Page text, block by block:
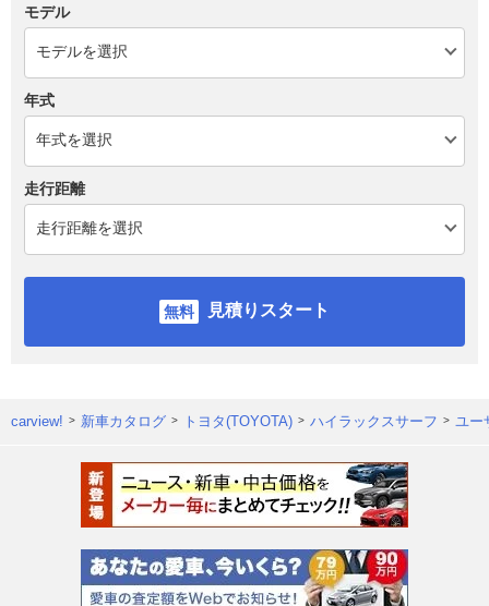
モデル
年式
走行距離
見積りスタート
carview! 新車カタログ トヨタ(TOYOTA) ハイラックスサーフ ユー